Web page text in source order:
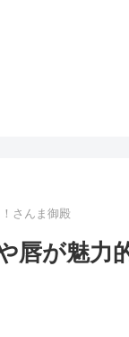
さんま御殿
唇が魅力